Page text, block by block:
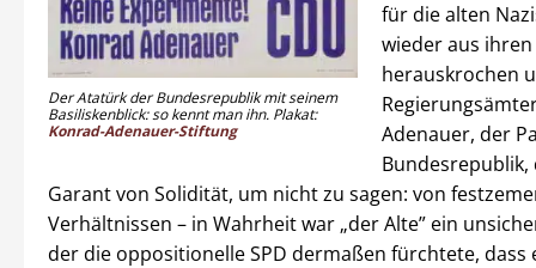
Der Atatürk der Bundesrepublik mit seinem
Basiliskenblick: so kennt man ihn. Plakat:
Konrad-Adenauer-Stiftung
für die alten
wieder aus
herauskrochen
Adenauer, der
Bundesrepublik,
Garant von Solidität, um nicht zu sagen: von
Verhältnissen – in Wahrheit war „der Alte” ein
der die oppositionelle SPD dermaßen fürchtete, dass